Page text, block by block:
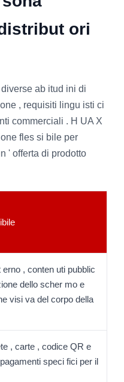
ori
ab itud ini di
, requisiti lingu isti ci
commerciali . H UA X
fles si bile per
' offerta di prodotto
, conten uti pubblic
dello scher mo e
visi va del corpo della
, carte , codice QR e
speci fici per il